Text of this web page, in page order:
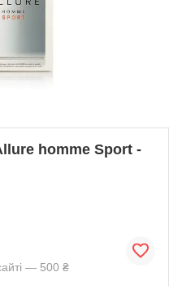
homme Sport -
— 500 ₴